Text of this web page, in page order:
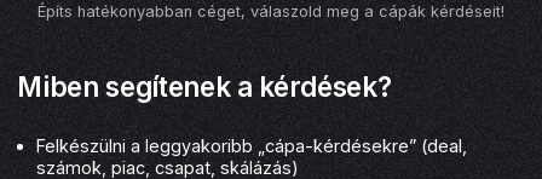
Építs hatékonyabban céget, válaszold meg a cápák kérdéseit!
Miben segítenek a kérdések?
Felkészülni a leggyakoribb „cápa-kérdésekre” (deal,
számok, piac, csapat, skálázás)